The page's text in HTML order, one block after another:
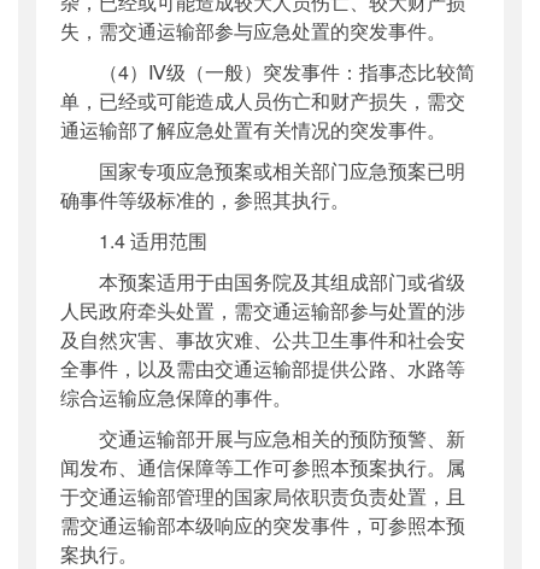
失，需交通运输部参与应急处置的突发事件。
（4）Ⅳ级（一般）突发事件：指事态比较简
单，已经或可能造成人员伤亡和财产损失，需交
通运输部了解应急处置有关情况的突发事件。
国家专项应急预案或相关部门应急预案已明
确事件等级标准的，参照其执行。
1.4 适用范围
本预案适用于由国务院及其组成部门或省级
人民政府牵头处置，需交通运输部参与处置的涉
及自然灾害、事故灾难、公共卫生事件和社会安
全事件，以及需由交通运输部提供公路、水路等
综合运输应急保障的事件。
交通运输部开展与应急相关的预防预警、新
闻发布、通信保障等工作可参照本预案执行。属
于交通运输部管理的国家局依职责负责处置，且
需交通运输部本级响应的突发事件，可参照本预
案执行。